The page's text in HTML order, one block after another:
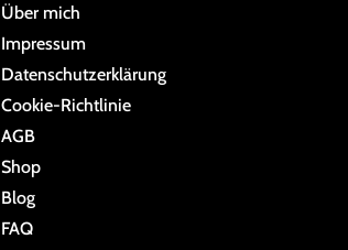
Über mich
Impressum
Da­ten­schutz­er­klä­rung
Cookie-Richtlinie
AGB
Shop
Blog
FAQ